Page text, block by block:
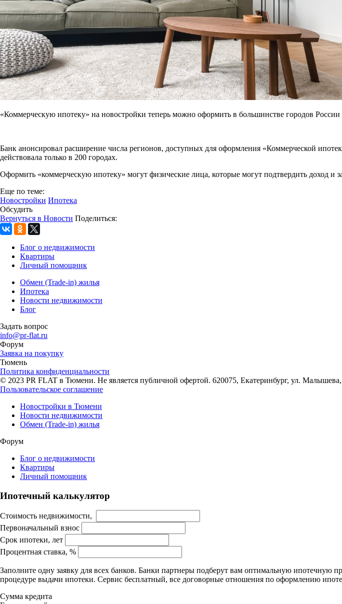
«Коммерческую ипотеку» на новостройки теперь можно оформить в большинстве городов России
Банк анонсировал расширение числа регионов, доступных для оформления «Коммерческой
действовала только в 200 городах.
Оформить «коммерческую ипотеку» могут физические лица, которые могут подтвердить доход и
Еще по теме:
Новостройки Ипотека
Обсудить
Вернуться в Новости Поделиться:
Блог о недвижимости
Квартиры
Личный помощник
Обмен (Trade-in) жилья
Ипотека
Новости недвижимости
Блог
Задать вопрос
info@pr-flat.ru
Форум
Заявка на покупку
Тюмень
Политика конфиденциальности
© 2023 PR FLAT в Тюмени. Не является публичной офертой. 620075, Екатеринбург, ул. Малышева,
Пользовательское соглашение
Новостройки в Тюмени
Новости недвижимости
Обмен (Trade-in) жилья
Форум
Блог о недвижимости
Квартиры
Личный помощник
Ипотечный калькулятор
Стоимость недвижимости,
Первоначальный взнос
Срок ипотеки, лет
Процентная ставка, %
Заполните одну заявку для всех банков. Банки партнеры подберут вам оптимальную ипотечную
процедуре выдачи ипотеки. Сервис бесплатный, все договорные отношения по оформлению
Сумма кредита